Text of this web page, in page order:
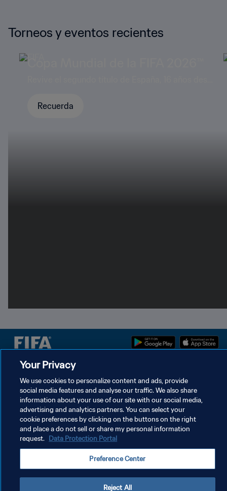
Torneos y eventos recientes
Recuerda
POLÍTICA DE PRIVACIDAD
TÉRMINOS DE SERVICIO
AJUSTAR LA CONFIGURACIÓN DE LAS COOKIES
Copyright © 1994 - 2026 FIFA. Todos los derechos reservados.
Your Privacy
We use cookies to personalize content and ads, provide
social media features and analyse our traffic. We also share
information about your use of our site with our social media,
advertising and analytics partners. You can select your
cookie preferences by clicking on the buttons on the right
and place a do not sell or share my personal information
request. Data Protection Portal
Preference Center
Reject All